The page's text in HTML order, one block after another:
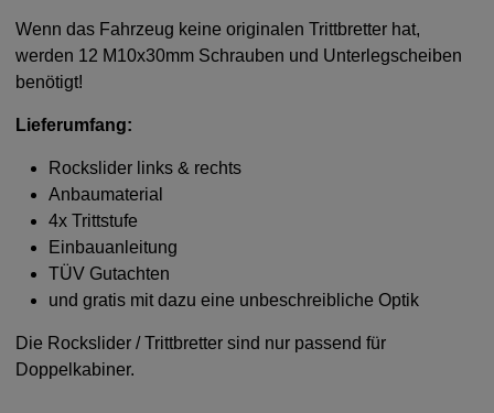
Wenn das Fahrzeug keine originalen Trittbretter hat,
werden 12 M10x30mm Schrauben und Unterlegscheiben
benötigt!
Lieferumfang:
Rockslider links & rechts
Anbaumaterial
4x Trittstufe
Einbauanleitung
TÜV Gutachten
und gratis mit dazu eine unbeschreibliche Optik
Die Rockslider / Trittbretter sind nur passend für
Doppelkabiner.